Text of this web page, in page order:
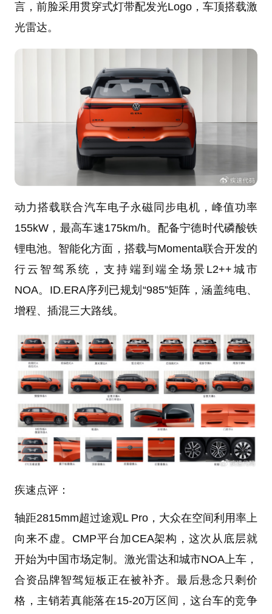
言，前脸采用贯穿式灯带配发光Logo，车顶搭载激
光雷达。
动力搭载联合汽车电子永磁同步电机，峰值功率
155kW，最高车速175km/h。配备宁德时代磷酸铁
锂电池。智能化方面，搭载与Momenta联合开发的
行云智驾系统，支持端到端全场景L2++城市
NOA。ID.ERA序列已规划“985”矩阵，涵盖纯电、
增程、插混三大路线。
疾速点评：
轴距2815mm超过途观L Pro，大众在空间利用率上
向来不虚。CMP平台加CEA架构，这次从底层就
开始为中国市场定制。激光雷达和城市NOA上车，
合资品牌智驾短板正在被补齐。最后悬念只剩价
格，主销若真能落在15-20万区间，这台车的竞争